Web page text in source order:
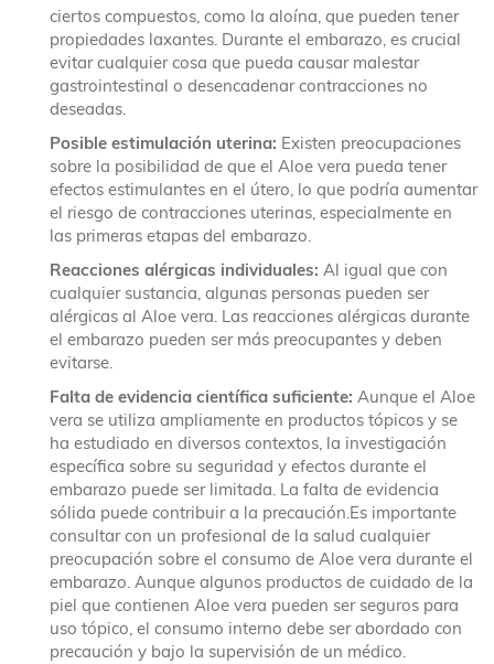
ciertos compuestos, como la aloína, que pueden tener
propiedades laxantes. Durante el embarazo, es crucial
evitar cualquier cosa que pueda causar malestar
gastrointestinal o desencadenar contracciones no
deseadas.
Posible estimulación uterina: Existen preocupaciones
sobre la posibilidad de que el Aloe vera pueda tener
efectos estimulantes en el útero, lo que podría aumentar
el riesgo de contracciones uterinas, especialmente en
las primeras etapas del embarazo.
Reacciones alérgicas individuales: Al igual que con
cualquier sustancia, algunas personas pueden ser
alérgicas al Aloe vera. Las reacciones alérgicas durante
el embarazo pueden ser más preocupantes y deben
evitarse.
Falta de evidencia científica suficiente: Aunque el Aloe
vera se utiliza ampliamente en productos tópicos y se
ha estudiado en diversos contextos, la investigación
específica sobre su seguridad y efectos durante el
embarazo puede ser limitada. La falta de evidencia
sólida puede contribuir a la precaución.Es importante
consultar con un profesional de la salud cualquier
preocupación sobre el consumo de Aloe vera durante el
embarazo. Aunque algunos productos de cuidado de la
piel que contienen Aloe vera pueden ser seguros para
uso tópico, el consumo interno debe ser abordado con
precaución y bajo la supervisión de un médico.